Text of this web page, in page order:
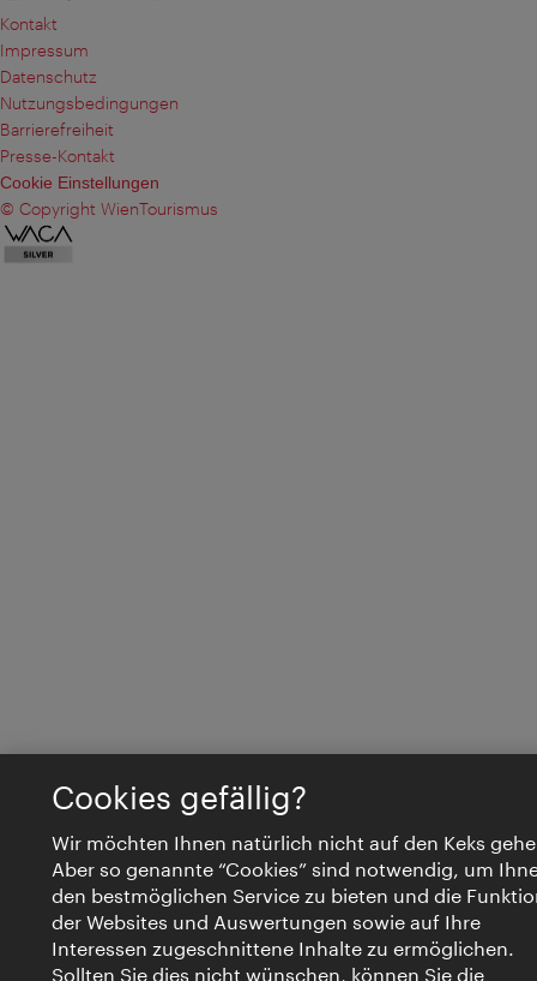
Kontakt
Impressum
Datenschutz
Nutzungsbedingungen
Barrierefreiheit
Presse-Kontakt
Cookie Einstellungen
© Copyright WienTourismus
Cookies gefällig?
Wir möchten Ihnen natürlich nicht auf den Keks
Aber so genannte “Cookies” sind notwendig, um
den bestmöglichen Service zu bieten und die
der Websites und Auswertungen sowie auf Ihre
Interessen zugeschnittene Inhalte zu ermöglichen.
Sollten Sie dies nicht wünschen, können Sie die